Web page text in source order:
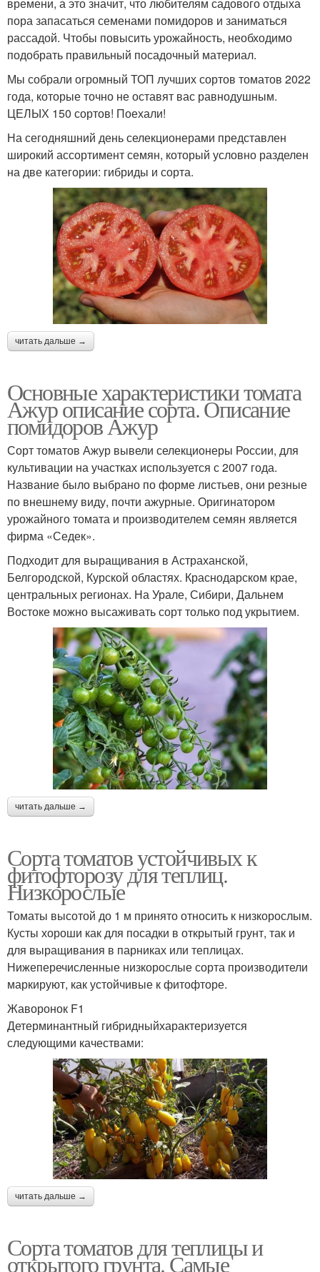
времени, а это значит, что любителям садового отдыха
пора запасаться семенами помидоров и заниматься
рассадой. Чтобы повысить урожайность, необходимо
подобрать правильный посадочный материал.
Мы собрали огромный ТОП лучших сортов томатов 2022
года, которые точно не оставят вас равнодушным.
ЦЕЛЫХ 150 сортов! Поехали!
На сегодняшний день селекционерами представлен
широкий ассортимент семян, который условно разделен
на две категории: гибриды и сорта.
читать дальше →
Основные характеристики томата
Ажур описание сорта. Описание
помидоров Ажур
Сорт томатов Ажур вывели селекционеры России, для
культивации на участках используется с 2007 года.
Название было выбрано по форме листьев, они резные
по внешнему виду, почти ажурные. Оригинатором
урожайного томата и производителем семян является
фирма «Седек».
Подходит для выращивания в Астраханской,
Белгородской, Курской областях. Краснодарском крае,
центральных регионах. На Урале, Сибири, Дальнем
Востоке можно высаживать сорт только под укрытием.
читать дальше →
Сорта томатов устойчивых к
фитофторозу для теплиц.
Низкорослые
Томаты высотой до 1 м принято относить к низкорослым.
Кусты хороши как для посадки в открытый грунт, так и
для выращивания в парниках или теплицах.
Нижеперечисленные низкорослые сорта производители
маркируют, как устойчивые к фитофторе.
Жаворонок F1
Детерминантный гибридныйхарактеризуется
следующими качествами:
читать дальше →
Сорта томатов для теплицы и
открытого грунта. Самые